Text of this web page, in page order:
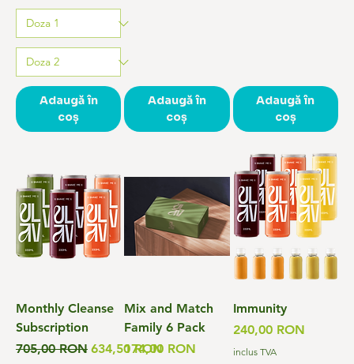
Adaugă în
coș
Adaugă în
coș
Adaugă în
coș
Monthly Cleanse
Subscription
Preț normal
705,00 RON Preț redus
634,50 RON
Mix and Match
Family 6 Pack
Preț
174,00 RON
Immunity
Preț
240,00 RON
inclus TVA